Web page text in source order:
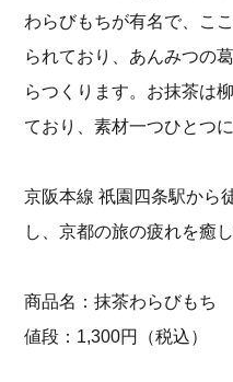
わらびもちが有名で、こ
られており、あんみつの
らつくります。お抹茶は
ており、素材一つひとつ
京阪本線 祇園四条駅から
し、京都の旅の疲れを癒
商品名：抹茶わらびもち
値段：1,300円（税込）